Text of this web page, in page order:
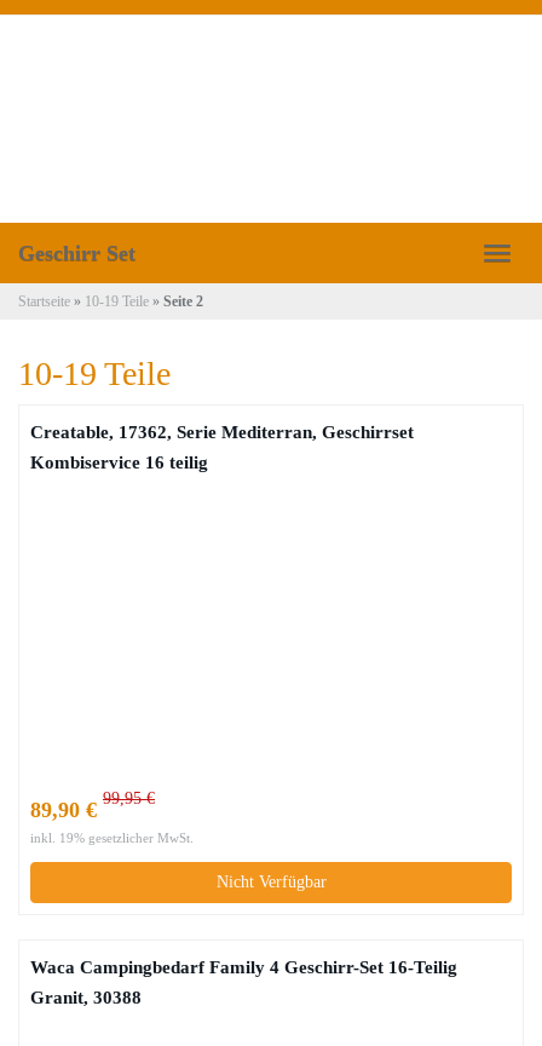
Skip
Toggle
Geschirr Set
Startseite » 10-19 Teile » Seite 2
10-19 Teile
Creatable, 17362, Serie Mediterran, Geschirrset
Kombiservice 16 teilig
89,90 € 99,95 €
inkl. 19% gesetzlicher MwSt.
Nicht Verfügbar
Waca Campingbedarf Family 4 Geschirr-Set 16-Teilig
Granit, 30388